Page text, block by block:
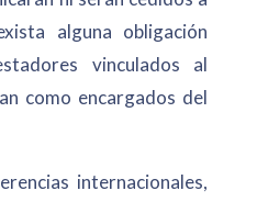
alguna obligación
vinculados al
como encargados del
internacionales,